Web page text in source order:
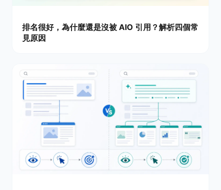
排名很好，為什麼還是沒被 AIO 引用？解析四個常
見原因